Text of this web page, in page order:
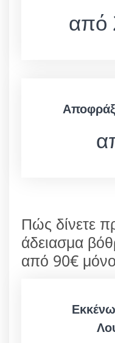
από
Πώς δίνετε
άδειασμα
από 90€